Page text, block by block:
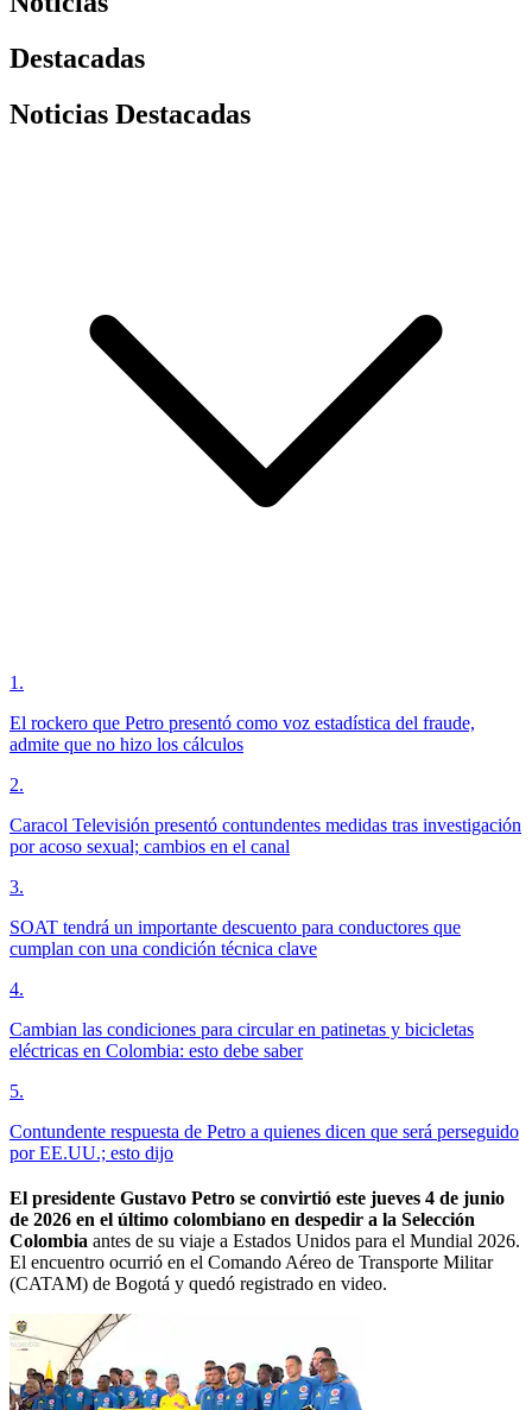
Destacadas
Noticias Destacadas
1 .
El rockero que Petro presentó como voz estadística del fraude,
admite que no hizo los cálculos
2.
Caracol Televisión presentó contundentes medidas tras investigación
por acoso sexual; cambios en el canal
3.
SOAT tendrá un importante descuento para conductores que
cumplan con una condición técnica clave
4.
Cambian las condiciones para circular en patinetas y bicicletas
eléctricas en Colombia: esto debe saber
5.
Contundente respuesta de Petro a quienes dicen que será perseguido
por EE.UU.; esto dijo
El presidente Gustavo Petro se convirtió este jueves 4 de junio
de 2026 en el último colombiano en despedir a la Selección
Colombia antes de su viaje a Estados Unidos para el Mundial 2026.
El encuentro ocurrió en el Comando Aéreo de Transporte Militar
(CATAM) de Bogotá y quedó registrado en video.